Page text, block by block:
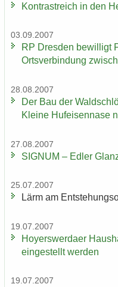
Kon­trast­reich in den
03.09.2007
RP Dres­den be­wil­ligt
Orts­ver­bin­dung
28.08.2007
Der Bau der
Klei­ne Huf­ei­sen­na­se
27.08.2007
SI­GNUM – Edler
25.07.2007
Lärm am
19.07.2007
Ho­yers­wer­da­er
ein­ge­stellt wer­den
19.07.2007